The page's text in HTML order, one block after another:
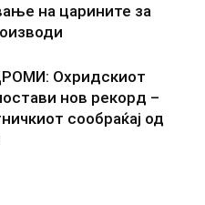
на царините за
Охридскиот
нов рекорд –
сообраќај од